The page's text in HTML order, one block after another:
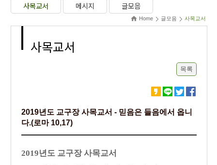
사목교서 메시지 글모음
Home 글모음 사목교서
사목교서
목록
2019년도 교구장 사목교서 - 믿음은 들음에서 옵니
다.(로마 10,17)
2019년도 교구장 사목교서